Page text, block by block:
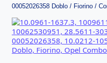
00052026358 Doblo / Fiorino /